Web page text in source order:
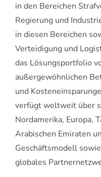
in den Bereichen
Regierung und
in diesen Bereichen
Verteidigung und
das Lösungsportfolio
außergewöhnlichen
und
verfügt weltweit über
Nordamerika, Europa,
Arabischen Emiraten
Geschäftsmodell
globales